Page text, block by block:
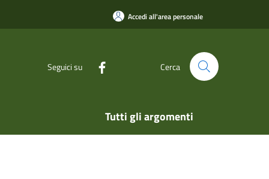
Accedi all'area personale
Seguici su Cerca
Tutti gli argomenti